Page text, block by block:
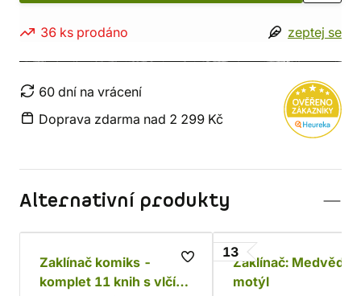
36 ks prodáno zeptej se
60 dní na vrácení
Doprava zdarma nad 2 299 Kč
Alternativní produkty
Zaklínač komiks -
komplet 11 knih s vlčím
13
Zaklínač: Medvěd a
motýl